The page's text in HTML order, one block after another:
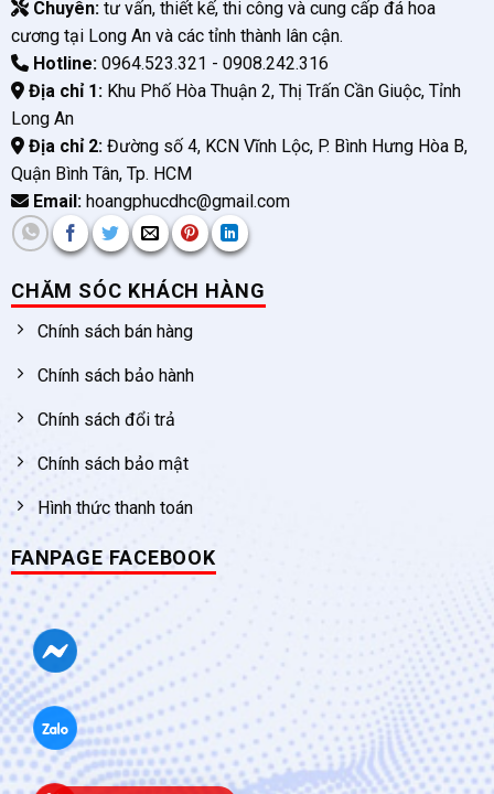
Chuyên:tư vấn, thiết kế, thi công và cung cấp đá hoa
cương tại Long An và các tỉnh thành lân cận.
Hotline:0964.523.321 - 0908.242.316
Địa chỉ 1:Khu Phố Hòa Thuận 2, Thị Trấn Cần Giuộc, Tỉnh
Long An
Địa chỉ 2:Đường số 4, KCN Vĩnh Lộc, P. Bình Hưng Hòa B,
Quận Bình Tân, Tp. HCM
Email:hoangphucdhc@gmail.com
CHĂM SÓC KHÁCH HÀNG
Chính sách bán hàng
Chính sách bảo hành
Chính sách đổi trả
Chính sách bảo mật
Hình thức thanh toán
FANPAGE FACEBOOK